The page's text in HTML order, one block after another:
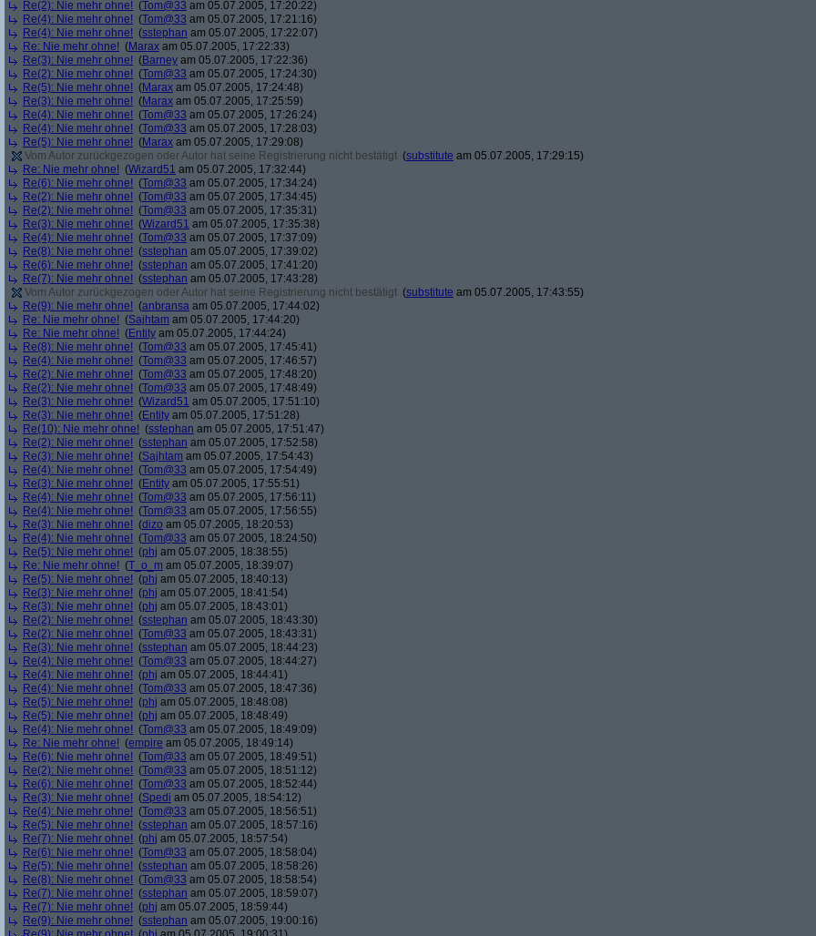
Re(2): Nie mehr ohne! (Tom@33 am 05.07.2005, 17:20:22)
Re(4): Nie mehr ohne! (Tom@33 am 05.07.2005, 17:21:16)
Re(4): Nie mehr ohne! (sstephan am 05.07.2005, 17:22:07)
Re: Nie mehr ohne! (Marax am 05.07.2005, 17:22:33)
Re(3): Nie mehr ohne! (Barney am 05.07.2005, 17:22:36)
Re(2): Nie mehr ohne! (Tom@33 am 05.07.2005, 17:24:30)
Re(5): Nie mehr ohne! (Marax am 05.07.2005, 17:24:48)
Re(3): Nie mehr ohne! (Marax am 05.07.2005, 17:25:59)
Re(4): Nie mehr ohne! (Tom@33 am 05.07.2005, 17:26:24)
Re(4): Nie mehr ohne! (Tom@33 am 05.07.2005, 17:28:03)
Re(5): Nie mehr ohne! (Marax am 05.07.2005, 17:29:08)
Vom Autor zurückgezogen oder Autor hat seine Registrierung nicht bestätigt (substitute am 05.07.2005, 17:29:15)
Re: Nie mehr ohne! (Wizard51 am 05.07.2005, 17:32:44)
Re(6): Nie mehr ohne! (Tom@33 am 05.07.2005, 17:34:24)
Re(2): Nie mehr ohne! (Tom@33 am 05.07.2005, 17:34:45)
Re(2): Nie mehr ohne! (Tom@33 am 05.07.2005, 17:35:31)
Re(3): Nie mehr ohne! (Wizard51 am 05.07.2005, 17:35:38)
Re(4): Nie mehr ohne! (Tom@33 am 05.07.2005, 17:37:09)
Re(8): Nie mehr ohne! (sstephan am 05.07.2005, 17:39:02)
Re(6): Nie mehr ohne! (sstephan am 05.07.2005, 17:41:20)
Re(7): Nie mehr ohne! (sstephan am 05.07.2005, 17:43:28)
Vom Autor zurückgezogen oder Autor hat seine Registrierung nicht bestätigt (substitute am 05.07.2005, 17:43:55)
Re(9): Nie mehr ohne! (anbransa am 05.07.2005, 17:44:02)
Re: Nie mehr ohne! (Sajhtam am 05.07.2005, 17:44:20)
Re: Nie mehr ohne! (Entity am 05.07.2005, 17:44:24)
Re(8): Nie mehr ohne! (Tom@33 am 05.07.2005, 17:45:41)
Re(4): Nie mehr ohne! (Tom@33 am 05.07.2005, 17:46:57)
Re(2): Nie mehr ohne! (Tom@33 am 05.07.2005, 17:48:20)
Re(2): Nie mehr ohne! (Tom@33 am 05.07.2005, 17:48:49)
Re(3): Nie mehr ohne! (Wizard51 am 05.07.2005, 17:51:10)
Re(3): Nie mehr ohne! (Entity am 05.07.2005, 17:51:28)
Re(10): Nie mehr ohne! (sstephan am 05.07.2005, 17:51:47)
Re(2): Nie mehr ohne! (sstephan am 05.07.2005, 17:52:58)
Re(3): Nie mehr ohne! (Sajhtam am 05.07.2005, 17:54:43)
Re(4): Nie mehr ohne! (Tom@33 am 05.07.2005, 17:54:49)
Re(3): Nie mehr ohne! (Entity am 05.07.2005, 17:55:51)
Re(4): Nie mehr ohne! (Tom@33 am 05.07.2005, 17:56:11)
Re(4): Nie mehr ohne! (Tom@33 am 05.07.2005, 17:56:55)
Re(3): Nie mehr ohne! (dizo am 05.07.2005, 18:20:53)
Re(4): Nie mehr ohne! (Tom@33 am 05.07.2005, 18:24:50)
Re(5): Nie mehr ohne! (phj am 05.07.2005, 18:38:55)
Re: Nie mehr ohne! (T_o_m am 05.07.2005, 18:39:07)
Re(5): Nie mehr ohne! (phj am 05.07.2005, 18:40:13)
Re(3): Nie mehr ohne! (phj am 05.07.2005, 18:41:54)
Re(3): Nie mehr ohne! (phj am 05.07.2005, 18:43:01)
Re(2): Nie mehr ohne! (sstephan am 05.07.2005, 18:43:30)
Re(2): Nie mehr ohne! (Tom@33 am 05.07.2005, 18:43:31)
Re(3): Nie mehr ohne! (sstephan am 05.07.2005, 18:44:23)
Re(4): Nie mehr ohne! (Tom@33 am 05.07.2005, 18:44:27)
Re(4): Nie mehr ohne! (phj am 05.07.2005, 18:44:41)
Re(4): Nie mehr ohne! (Tom@33 am 05.07.2005, 18:47:36)
Re(5): Nie mehr ohne! (phj am 05.07.2005, 18:48:08)
Re(5): Nie mehr ohne! (phj am 05.07.2005, 18:48:49)
Re(4): Nie mehr ohne! (Tom@33 am 05.07.2005, 18:49:09)
Re: Nie mehr ohne! (empire am 05.07.2005, 18:49:14)
Re(6): Nie mehr ohne! (Tom@33 am 05.07.2005, 18:49:51)
Re(2): Nie mehr ohne! (Tom@33 am 05.07.2005, 18:51:12)
Re(6): Nie mehr ohne! (Tom@33 am 05.07.2005, 18:52:44)
Re(3): Nie mehr ohne! (Spedi am 05.07.2005, 18:54:12)
Re(4): Nie mehr ohne! (Tom@33 am 05.07.2005, 18:56:51)
Re(5): Nie mehr ohne! (sstephan am 05.07.2005, 18:57:16)
Re(7): Nie mehr ohne! (phj am 05.07.2005, 18:57:54)
Re(6): Nie mehr ohne! (Tom@33 am 05.07.2005, 18:58:04)
Re(5): Nie mehr ohne! (sstephan am 05.07.2005, 18:58:26)
Re(8): Nie mehr ohne! (Tom@33 am 05.07.2005, 18:58:54)
Re(7): Nie mehr ohne! (sstephan am 05.07.2005, 18:59:07)
Re(7): Nie mehr ohne! (phj am 05.07.2005, 18:59:44)
Re(9): Nie mehr ohne! (sstephan am 05.07.2005, 19:00:16)